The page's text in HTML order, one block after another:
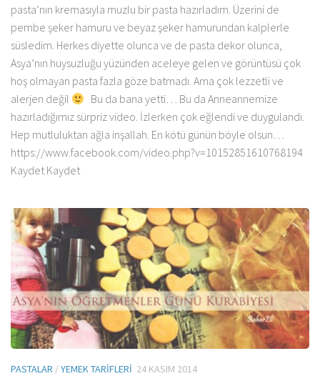
pasta‘nın kremasıyla muzlu bir pasta hazırladım. Üzerini de
pembe şeker hamuru ve beyaz şeker hamurundan kalplerle
süsledim. Herkes diyette olunca ve de pasta dekor olunca,
Asya’nın huysuzluğu yüzünden aceleye gelen ve görüntüsü çok
hoş olmayan pasta fazla göze batmadı. Ama çok lezzetli ve
alerjen değil
Bu da bana yetti… Bu da Anneannemize
hazırladığımız sürpriz video. İzlerken çok eğlendi ve duygulandı.
Hep mutluluktan ağla inşallah. En kötü günün böyle olsun…
https://www.facebook.com/video.php?v=10152851610768194
Kaydet Kaydet
PASTALAR /YEMEK TARIFLERI 24 KASIM 2014